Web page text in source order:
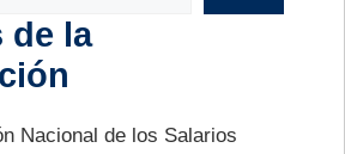
de la
Nacional de los Salarios